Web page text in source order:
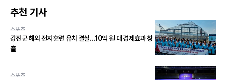
추천 기사
스포츠
강진군 해외 전지훈련 유치 결실…10억 원 대 경제효과 창
출
스포츠